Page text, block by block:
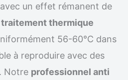
un effet rémanent de
traitement thermique
56-60°C dans
à reproduire avec des
Notre professionnel anti